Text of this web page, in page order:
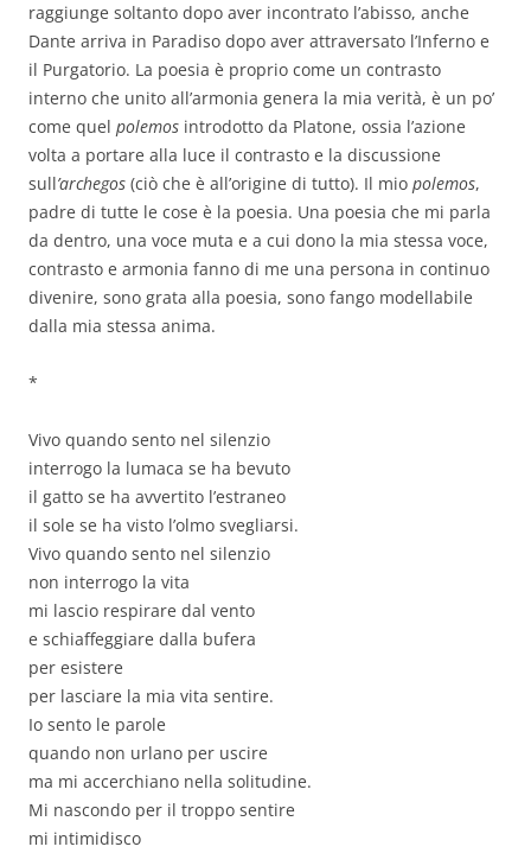
raggiunge soltanto dopo aver incontrato l’abisso, anche
Dante arriva in Paradiso dopo aver attraversato l’Inferno e
il Purgatorio. La poesia è proprio come un contrasto
interno che unito all’armonia genera la mia verità, è un po’
come quel polemos introdotto da Platone, ossia l’azione
volta a portare alla luce il contrasto e la discussione
sull’archegos (ciò che è all’origine di tutto). Il mio polemos,
padre di tutte le cose è la poesia. Una poesia che mi parla
da dentro, una voce muta e a cui dono la mia stessa voce,
contrasto e armonia fanno di me una persona in continuo
divenire, sono grata alla poesia, sono fango modellabile
dalla mia stessa anima.
*
Vivo quando sento nel silenzio
interrogo la lumaca se ha bevuto
il gatto se ha avvertito l’estraneo
il sole se ha visto l’olmo svegliarsi.
Vivo quando sento nel silenzio
non interrogo la vita
mi lascio respirare dal vento
e schiaffeggiare dalla bufera
per esistere
per lasciare la mia vita sentire.
Io sento le parole
quando non urlano per uscire
ma mi accerchiano nella solitudine.
Mi nascondo per il troppo sentire
mi intimidisco